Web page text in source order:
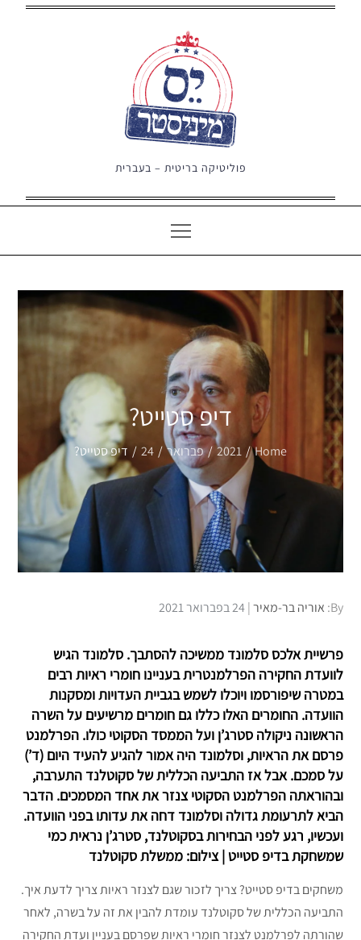
פוליטיקה בריטית – בעברית
דיפ סטייט?
Home
2021 פברואר 24 דיפ סטייט?
By: אוריה בר-מאיר Posted
24 בפברואר 2021
פרשיית אלכס סלמונד ממשיכה להסתבך. סלמונד הגיש
לוועדת החקירה הפרלמנטרית בעניינו חומרי ראיות רבים
במטרה שיפורסמו ויוכלו לשמש בגביית העדויות ומסקנות
הוועדה. החומרים האלו כללו גם חומרים מרשיעים על השרה
הראשונה ניקולה סטרג’ן ועל הממסד הסקוטי כולו. הפרלמנט
פרסם את הראיות, וסלמונד היה אמור להגיע להעיד היום (ד’)
על סמכם. אבל אז התביעה הכללית של סקוטלנד התערבה,
ובהוראתה הפרלמנט הסקוטי צנזר את אחד המסמכים. הדבר
הביא לתרעומת גדולה וסלמונד דחה את עדותו בפני הוועדה.
ועכשיו, רגע לפני הבחירות בסקוטלנד, סטרג’ן נראית כמי
שמשחקת בדיפ סטייט | צילום: ממשלת סקוטלנד
משחקים בדיפ סטייט? צריך לזכור שגם לצנזר ראיות צריך לדעת איך.
התביעה הכללית של סקוטלנד עומדת להבין את זה על בשרה, לאחר
שהורתה לפרלמנט לצנזר חומרי ראיות שפרסם בעניין ועדת החקירה